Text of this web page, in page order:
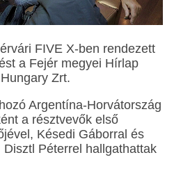
FIVE X-ben rendezett
a Fejér megyei Hírlap
Zrt.
Argentína-Horvátország
a résztvevők első
Késedi Gáborral és
Péterrel hallgathattak